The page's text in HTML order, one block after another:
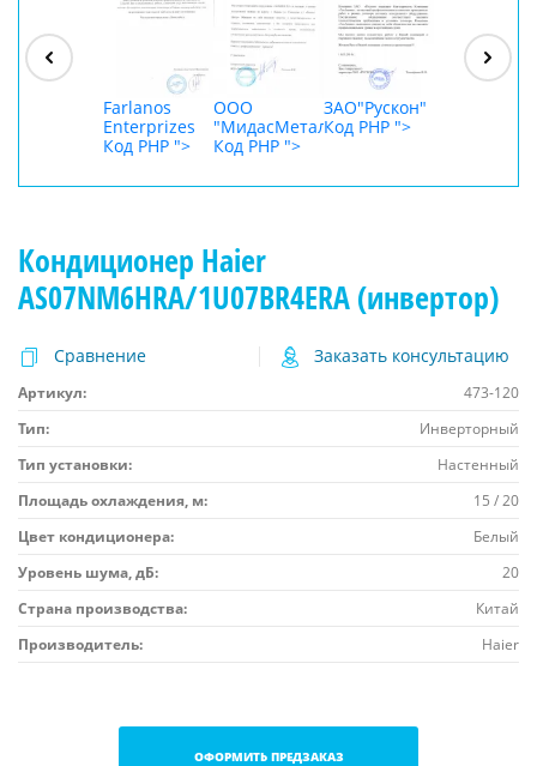
Farlanos
Enterprizes
Код PHP ">
ООО
"МидасМеталлАрт"
Код PHP ">
ЗАО"Рускон"
Код PHP ">
Кондиционер Haier
AS07NM6HRA/1U07BR4ERA (инвертор)
Сравнение Заказать консультацию
Артикул:
473-120
Тип:
Инверторный
Тип установки:
Настенный
Площадь охлаждения, м:
15 / 20
Цвет кондиционера:
Белый
Уровень шума, дБ:
20
Страна производства:
Китай
Производитель:
Haier
ОФОРМИТЬ ПРЕДЗАКАЗ